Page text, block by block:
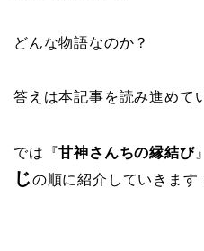
どんな物語なのか？
答えは本記事を読み進めて
では『甘神さんちの縁結び
じの順に紹介していきます